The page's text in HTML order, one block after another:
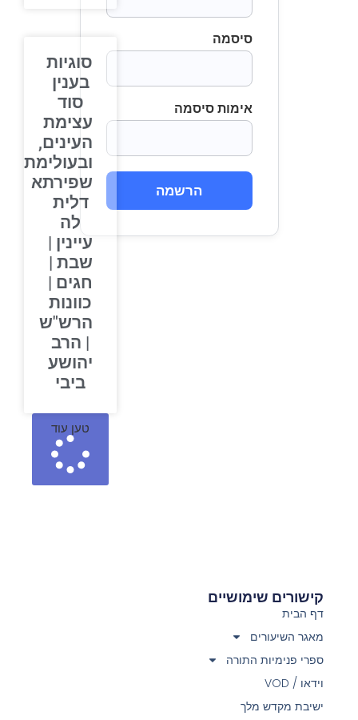
סיסמה
אימות סיסמה
הרשמה
סוגיות
בענין
סוד
עצימת
העינים,
ובעולימתא
שפירתא
דלית
לה
עיינין |
שבת |
חגים |
כוונות
הרש"ש
| הרב
יהושע
ביבי
טען עוד
קישורים שימושיים
דף הבית
מאגר השיעורים
ספרי פנימיות התורה
וידאו / VOD
ישיבת מקדש מלך